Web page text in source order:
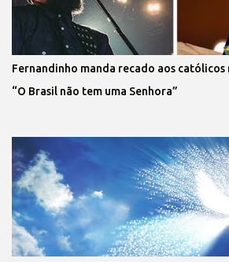
Fernandinho manda recado aos católicos
“O Brasil não tem uma Senhora”